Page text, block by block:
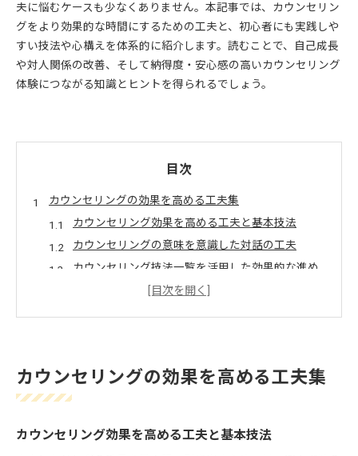
夫に悩むケースも少なくありません。本記事では、カウンセリン
グをより効果的な時間にするための工夫と、初心者にも実践しや
すい技法や心構えを体系的に紹介します。読むことで、自己成長
や対人関係の改善、そして納得度・安心感の高いカウンセリング
体験につながる知識とヒントを得られるでしょう。
目次
カウンセリングの効果を高める工夫集
カウンセリング効果を高める工夫と基本技法
カウンセリングの意味を意識した対話の工夫
カウンセリング技法一覧を活用した効果的な進め
カウンセリング三大原則を実践に活かす工夫
無条件の肯定的関心を意識したカウンセリング
カウンセリングの効果を高める工夫集
カウンセリング効果を高める工夫と基本技法